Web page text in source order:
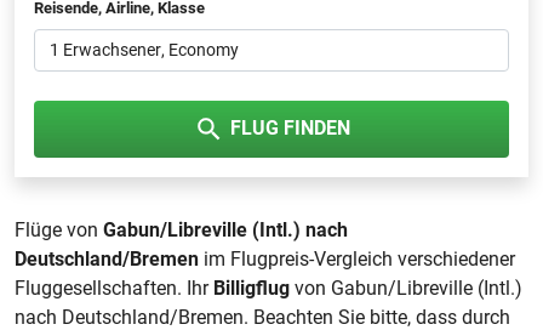
Reisende, Airline, Klasse
1 Erwachsener, Economy
FLUG FINDEN
Flüge von Gabun/Libreville (Intl.) nach
Deutschland/Bremen im Flugpreis-Vergleich verschiedener
Fluggesellschaften. Ihr Billigflug von Gabun/Libreville (Intl.)
nach Deutschland/Bremen. Beachten Sie bitte, dass durch